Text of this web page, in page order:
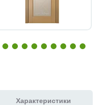
Характеристики